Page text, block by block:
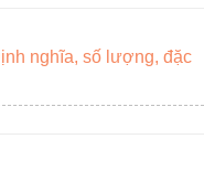
nghĩa, số lượng, đặc